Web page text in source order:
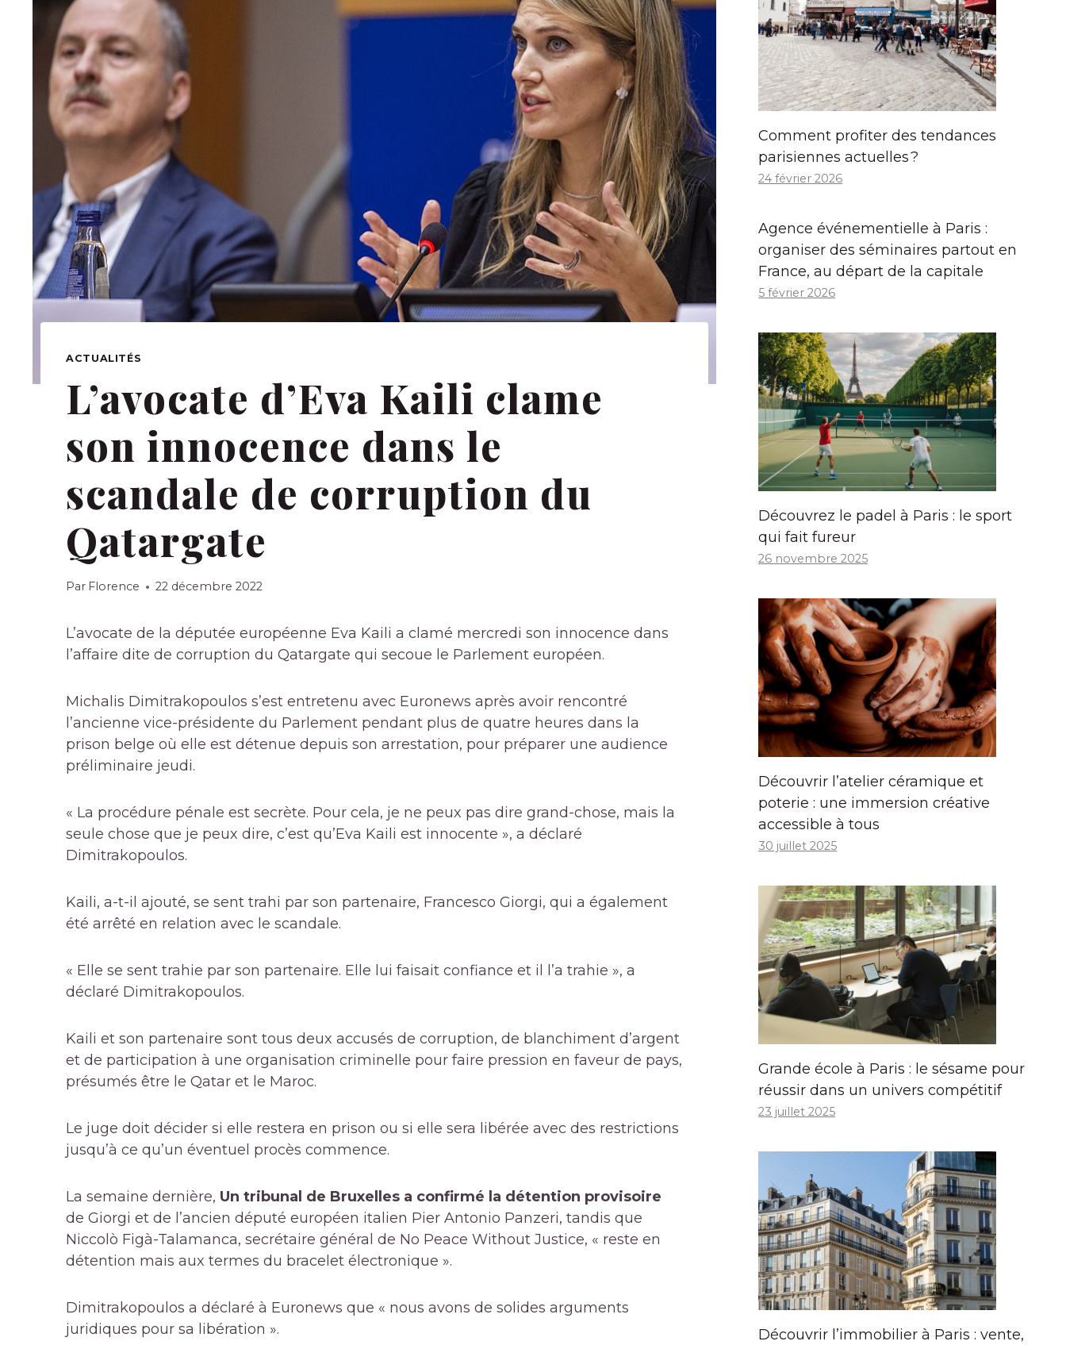
ACTUALITÉS
L’avocate d’Eva Kaili clame
son innocence dans le
scandale de corruption du
Qatargate
Par Florence 22 décembre 2022
L’avocate de la députée européenne Eva Kaili a clamé mercredi son innocence dans
l’affaire dite de corruption du Qatargate qui secoue le Parlement européen.
Michalis Dimitrakopoulos s’est entretenu avec Euronews après avoir rencontré
l’ancienne vice-présidente du Parlement pendant plus de quatre heures dans la
prison belge où elle est détenue depuis son arrestation, pour préparer une audience
préliminaire jeudi.
« La procédure pénale est secrète. Pour cela, je ne peux pas dire grand-chose, mais la
seule chose que je peux dire, c’est qu’Eva Kaili est innocente », a déclaré
Dimitrakopoulos.
Kaili, a-t-il ajouté, se sent trahi par son partenaire, Francesco Giorgi, qui a également
été arrêté en relation avec le scandale.
« Elle se sent trahie par son partenaire. Elle lui faisait confiance et il l’a trahie », a
déclaré Dimitrakopoulos.
Kaili et son partenaire sont tous deux accusés de corruption, de blanchiment d’argent
et de participation à une organisation criminelle pour faire pression en faveur de pays,
présumés être le Qatar et le Maroc.
Le juge doit décider si elle restera en prison ou si elle sera libérée avec des restrictions
jusqu’à ce qu’un éventuel procès commence.
La semaine dernière, Un tribunal de Bruxelles a confirmé la détention provisoire
de Giorgi et de l’ancien député européen italien Pier Antonio Panzeri, tandis que
Niccolò Figà-Talamanca, secrétaire général de No Peace Without Justice, « reste en
détention mais aux termes du bracelet électronique ».
Dimitrakopoulos a déclaré à Euronews que « nous avons de solides arguments
juridiques pour sa libération ».
Comment profiter des tendances
parisiennes actuelles ?
24 février 2026
Agence événementielle à Paris :
organiser des séminaires partout en
France, au départ de la capitale
5 février 2026
Découvrez le padel à Paris : le sport
qui fait fureur
26 novembre 2025
Découvrir l’atelier céramique et
poterie : une immersion créative
accessible à tous
30 juillet 2025
Grande école à Paris : le sésame pour
réussir dans un univers compétitif
23 juillet 2025
Découvrir l’immobilier à Paris : vente,